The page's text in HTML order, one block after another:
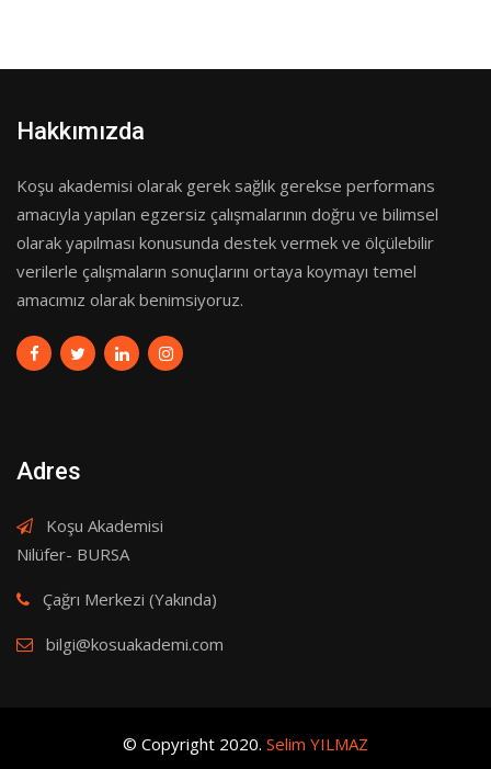
Hakkımızda
Koşu akademisi olarak gerek sağlık gerekse performans
amacıyla yapılan egzersiz çalışmalarının doğru ve bilimsel
olarak yapılması konusunda destek vermek ve ölçülebilir
verilerle çalışmaların sonuçlarını ortaya koymayı temel
amacımız olarak benimsiyoruz.
Adres
Koşu Akademisi
Nilüfer- BURSA
Çağrı Merkezi (Yakında)
bilgi@kosuakademi.com
© Copyright 2020. Selim YILMAZ